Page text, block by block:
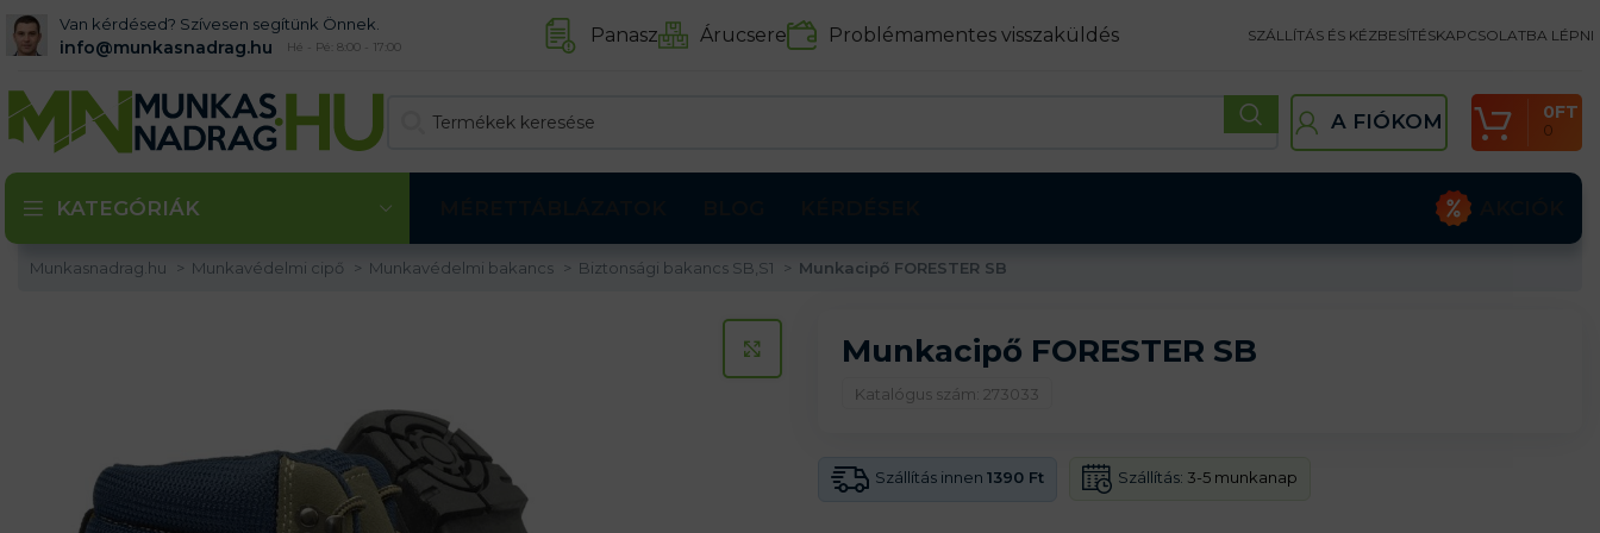
Van kérdésed? Szívesen segítünk Önnek.
info@munkasnadrag.hu Hé - Pé: 8:00 - 17:00 Panasz Árucsere Problémamentes visszaküldés SZÁLLÍTÁS ÉS KÉZBESÍTÉSKAPCSOLATBA LÉPNI
A FIÓKOM 0
0FT
KATEGÓRIÁK
Munkasnadrag.hu Munkavédelmi cipő Munkavédelmi bakancs Biztonsági bakancs SB,S1 Munkacipő FORESTER SB
KATTINTS A KINAGYÍTÁSHOZ
Munkacipő FORESTER SB
Katalógus szám: 273033
Szállítás innen 1390 Ft Szállítás: 3-5 munkanap